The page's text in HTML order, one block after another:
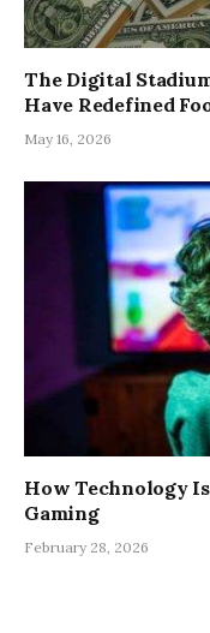
The Digital
Have Redefined
May 16, 2026
How Technology
Gaming
February 28, 2026